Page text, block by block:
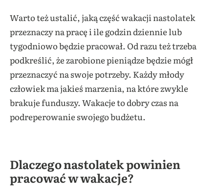
Warto też ustalić, jaką część wakacji nastolatek
przeznaczy na pracę i ile godzin dziennie lub
tygodniowo będzie pracował. Od razu też trzeba
podkreślić, że zarobione pieniądze będzie mógł
przeznaczyć na swoje potrzeby. Każdy młody
człowiek ma jakieś marzenia, na które zwykle
brakuje funduszy. Wakacje to dobry czas na
podreperowanie swojego budżetu.
Dlaczego nastolatek powinien
pracować w wakacje?